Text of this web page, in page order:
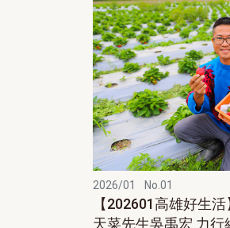
2026/01 No.01
【202601高雄好生活
天菜先生吳禹宏 力